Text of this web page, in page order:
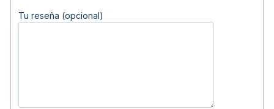
Tu reseña (opcional)